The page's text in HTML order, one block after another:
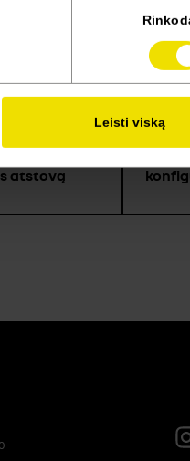
Leisti viską
atstovą